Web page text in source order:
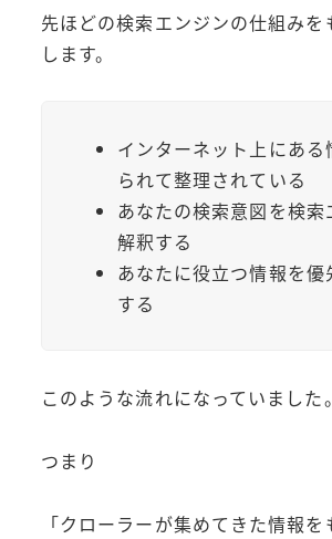
先ほどの検索エンジンの仕組みを
します。
インターネット上にある
られて整理されている
あなたの検索意図を検索
解釈する
あなたに役立つ情報を優
する
このような流れになっていました。
つまり
「クローラーが集めてきた情報